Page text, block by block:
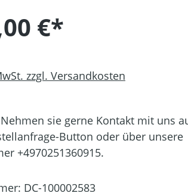
€*
zzgl. Versandkosten
sie gerne Kontakt mit uns
Button oder über unsere
+4970251360915.
DC-100002583